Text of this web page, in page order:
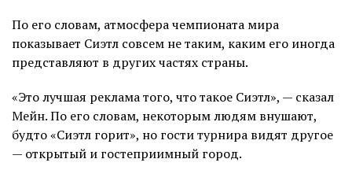
По его словам, атмосфера чемпионата мира
показывает Сиэтл совсем не таким, каким его иногда
представляют в других частях страны.
«Это лучшая реклама того, что такое Сиэтл», — сказал
Мейн. По его словам, некоторым людям внушают,
будто «Сиэтл горит», но гости турнира видят другое
— открытый и гостеприимный город.